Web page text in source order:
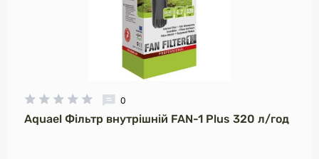
0
Aquael Фільтр внутрішній FAN-1 Plus 320 л/год